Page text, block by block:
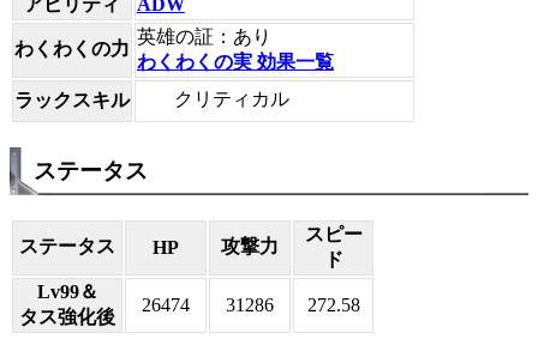
アビリティ
ADW
わくわくの力
英雄の証：あり
わくわくの実 効果一覧
ラックスキル
クリティカル
ステータス
ステータス HP 攻撃力
スピー
ド
Lv99＆
タス強化後
26474 31286 272.58